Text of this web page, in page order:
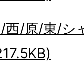
西/原/東/シ